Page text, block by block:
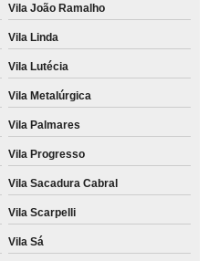
Vila João Ramalho
Vila Linda
Vila Lutécia
Vila Metalúrgica
Vila Palmares
Vila Progresso
Vila Sacadura Cabral
Vila Scarpelli
Vila Sá